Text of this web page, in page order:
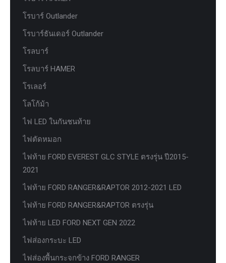
โรบาร์ Outlander
โรบาร์ธันเดอร์ Outlander
โรลบาร์
โรลบาร์ HAMER
โรเลอร์
โลโก้ม้า
ไฟ LED ในกันชนท้าย
ไฟตัดหมอก
ไฟท้าย FORD EVEREST GLC STYLE ตรงรุ่น ปี2015-
2021
ไฟท้าย FORD RANGER&RAPTOR 2012-2021 LED
ไฟท้าย FORD RANGER&RAPTOR ตรงรุ่น
ไฟท้าย LED FORD NEXT GEN 2022
ไฟส่องกระบะ LED
ไฟส่องพื้นกระจกข้าง FORD RANGER